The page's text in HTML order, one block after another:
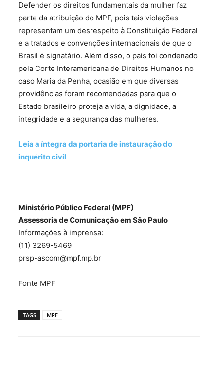
Defender os direitos fundamentais da mulher faz
parte da atribuição do MPF, pois tais violações
representam um desrespeito à Constituição Federal
e a tratados e convenções internacionais de que o
Brasil é signatário. Além disso, o país foi condenado
pela Corte Interamericana de Direitos Humanos no
caso Maria da Penha, ocasião em que diversas
providências foram recomendadas para que o
Estado brasileiro proteja a vida, a dignidade, a
integridade e a segurança das mulheres.
Leia a íntegra da portaria de instauração do
inquérito civil
Ministério Público Federal (MPF)
Assessoria de Comunicação em São Paulo
Informações à imprensa:
(11) 3269-5469
prsp-ascom@mpf.mp.br
Fonte MPF
TAGS MPF